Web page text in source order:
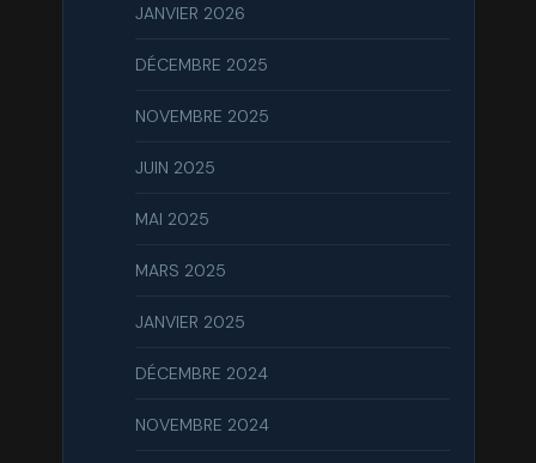
JANVIER 2026
DÉCEMBRE 2025
NOVEMBRE 2025
JUIN 2025
MAI 2025
MARS 2025
JANVIER 2025
DÉCEMBRE 2024
NOVEMBRE 2024